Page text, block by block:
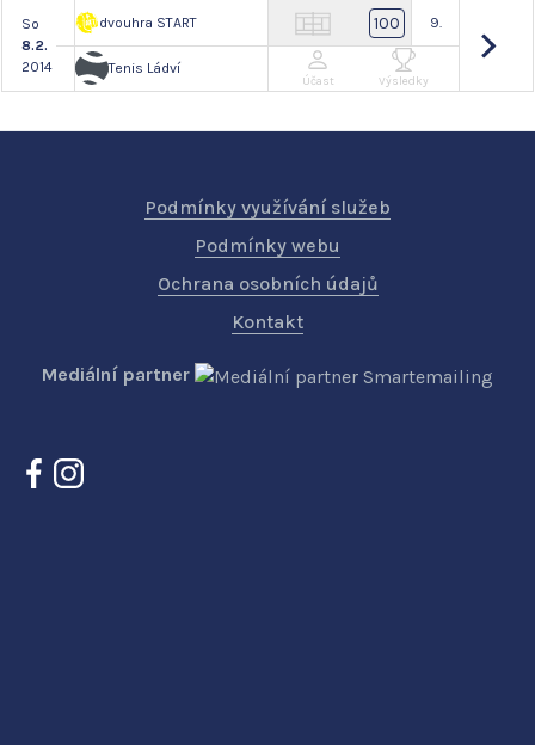
So
8.2.
2014
dvouhra START
Tenis Ládví
100 9.
Účast Výsledky
Podmínky využívání služeb
Podmínky webu
Ochrana osobních údajů
Kontakt
Mediální partner